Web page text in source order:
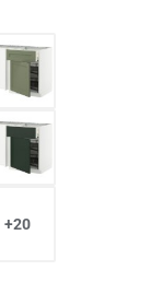
+20